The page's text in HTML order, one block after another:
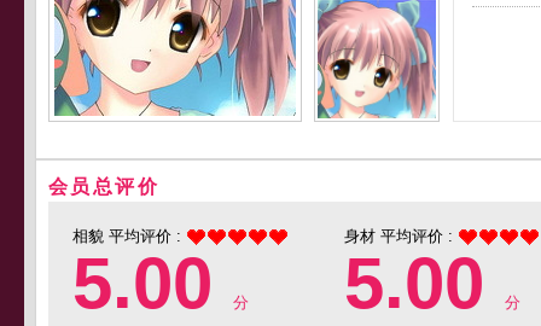
会员总评价
相貌 平均评价 :
5.00 分
身材 平均评价 :
5.00 分